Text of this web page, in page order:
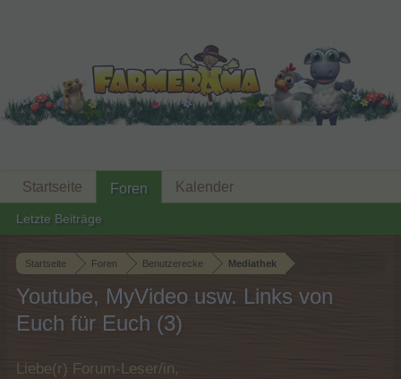
Startseite Foren Benutzerecke Mediathek
Youtube, MyVideo usw. Links von
Euch für Euch (3)
Liebe(r) Forum-Leser/in,
Startseite Foren
Letzte Beiträge
Kalender